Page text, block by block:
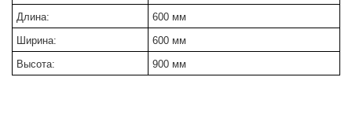
Длина:
600 мм
Ширина:
600 мм
Высота:
900 мм